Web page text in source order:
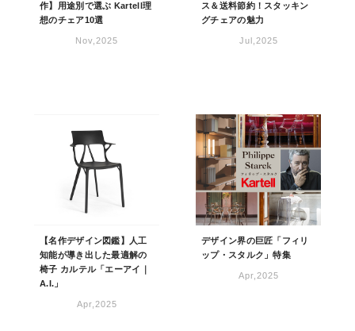
作】用途別で選ぶ Kartell理
想のチェア10選
Nov,2025
ス＆送料節約！スタッキン
グチェアの魅力
Jul,2025
【名作デザイン図鑑】人工
知能が導き出した最適解の
椅子 カルテル「エーアイ｜
A.I.」
Apr,2025
デザイン界の巨匠「フィリ
ップ・スタルク」特集
Apr,2025